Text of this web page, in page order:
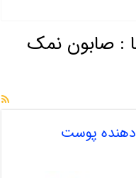
: صابون نمک
پوست